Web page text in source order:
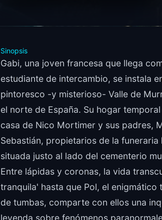
Sinopsis
Gabi, una joven francesa que llega
estudiante de intercambio, se instala
pintoresco -y misterioso- Valle de
el norte de España. Su hogar temporal
casa de Nico Mortimer y sus padres,
Sebastián, propietarios de la funeraria
situada justo al lado del cementerio
Entre lápidas y coronas, la vida
tranquila' hasta que Pol, el enigmático
de tumbas, comparte con ellos una
leyenda sobre fenómenos